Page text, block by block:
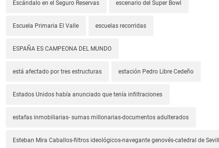
Escándalo en el Seguro Reservas escenario del Super Bowl
Escuela Primaria El Valle escuelas recorridas
ESPAÑA ES CAMPEONA DEL MUNDO
está afectado por tres estructuras estación Pedro Libre Cedeño
Estados Unidos había anunciado que tenía infiltraciones
estafas inmobiliarias- sumas millonarias-documentos adulterados
Esteban Mira Caballos-filtros ideológicos-navegante genovés-catedral de